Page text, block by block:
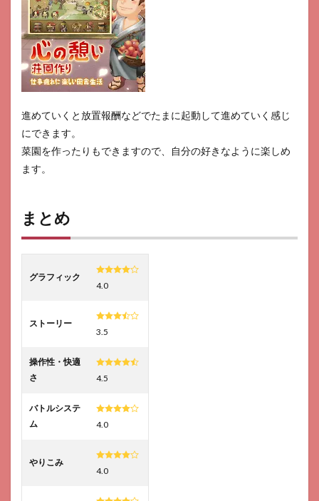
進めていくと放置報酬などでたまに起動して進めていく感じ
にできます。
菜園を作ったりもできますので、自分の好きなように楽しめ
ます。
まとめ
グラフィック
4.0
ストーリー
3.5
操作性・快適
さ
4.5
バトルシステ
ム
4.0
やりこみ
4.0